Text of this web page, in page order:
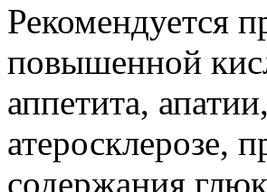
Рекомендуется
повышенной
аппетита,
атеросклерозе,
содержания